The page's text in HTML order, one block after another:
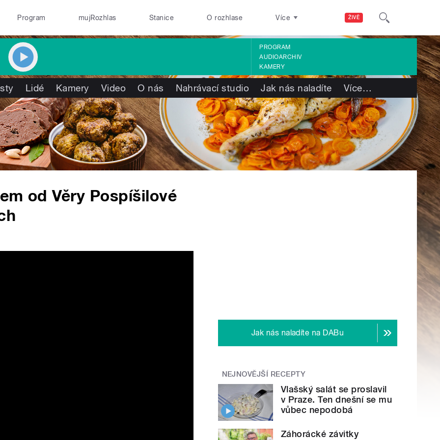
ŽIVĚ
Program mujRozhlas Stanice O rozhlase Více
PROGRAM
AUDIOARCHIV
KAMERY
Lidé Kamery Video O nás Nahrávací studio Jak nás naladíte Více…
od Věry Pospíšilové
Jak nás naladíte na DABu
NEJNOVĚJŠÍ RECEPTY
Vlašský salát se proslavil
v Praze. Ten dnešní se mu
vůbec nepodobá
Záhorácké závitky